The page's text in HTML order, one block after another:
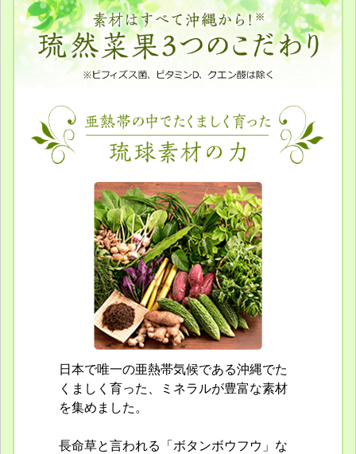
日本で唯一の亜熱帯気候である沖縄でた
くましく育った、ミネラルが豊富な素材
を集めました。
長命草と言われる「ボタンボウフウ」な